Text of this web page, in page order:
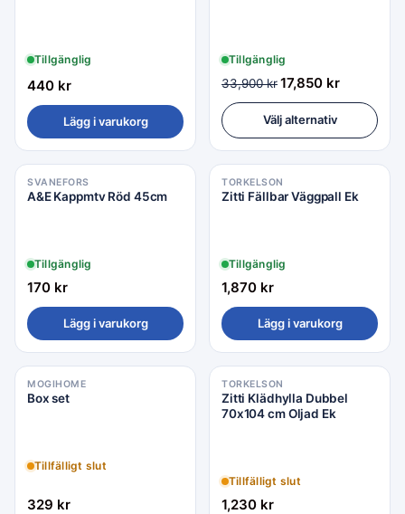
Tillgänglig
440 kr
Lägg i varukorg
Tillgänglig
33,900kr17,850 kr
Välj alternativ
SVANEFORS
A&E Kappmtv Röd 45cm
Tillgänglig
170 kr
Lägg i varukorg
TORKELSON
Zitti Fällbar Väggpall Ek
Tillgänglig
1,870 kr
Lägg i varukorg
MOGIHOME
Box set
Tillfälligt slut
329 kr
TORKELSON
Zitti Klädhylla Dubbel
70x104 cm Oljad Ek
Tillfälligt slut
1,230 kr